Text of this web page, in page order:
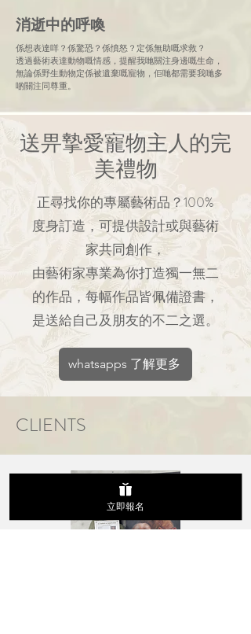
消逝中的呼喚
係想表達咩？係驚恐？係憤怒？定係無助嘅求救？
透過藝術表達動物嘅情感，提醒我哋關注身邊嘅生命，
無論係野生動物定係被遺棄嘅寵物，佢哋都需要我哋多
啲關注同尊重。
送畀摯愛寵物主人的完
美禮物
正尋找你的專屬藝術品？100%
度身訂造，可提供設計或與藝術
家共同創作，
由藝術家專業為你打造獨一無二
的作品，每幅作品皆佩備證書，
是送給自己及朋友的不二之選。
whatsapps 了解更多
CLIENTS
立即報名